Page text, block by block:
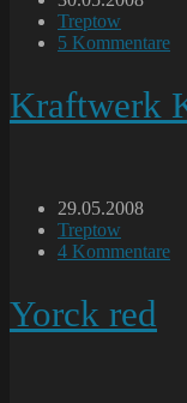
veröffentlicht:
Beitrags-
Kategorie:
Treptow
Beitrags-
5 Kommentare
Kraftwerk
Beitrag
veröffentlicht:
29.05.2008
Beitrags-
Kategorie:
Treptow
Beitrags-
4 Kommentare
Yorck red